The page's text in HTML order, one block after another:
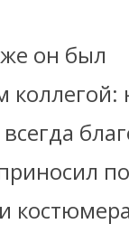
он был
коллегой: